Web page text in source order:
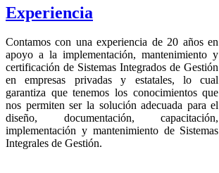
Experiencia
Contamos con una experiencia de 20 años en
apoyo a la implementación, mantenimiento y
certificación de Sistemas Integrados de Gestión
en empresas privadas y estatales, lo cual
garantiza que tenemos los conocimientos que
nos permiten ser la solución adecuada para el
diseño, documentación, capacitación,
implementación y mantenimiento de Sistemas
Integrales de Gestión.